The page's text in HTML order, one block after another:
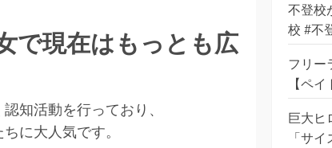
で現在はもっとも広
知活動を行っており、
に大人気です。
不登校
校 #不
フリー
【ペ
巨大ヒ
「サ